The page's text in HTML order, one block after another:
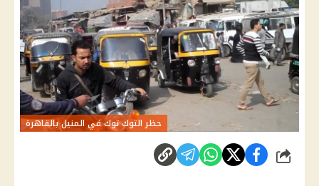
حظر التوك توك في المنيل بالقاهرة
شارك